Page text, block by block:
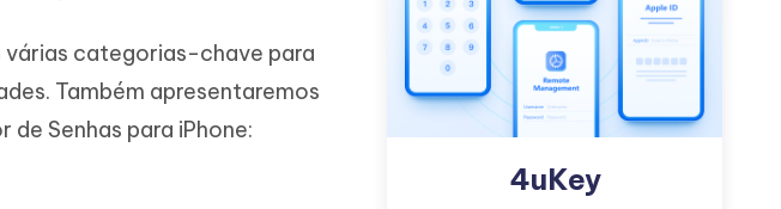
bate-papo do Whatsapp
Mais dicas úteis
várias categorias-chave para
Também apresentaremos
Senhas para iPhone:
4uKey